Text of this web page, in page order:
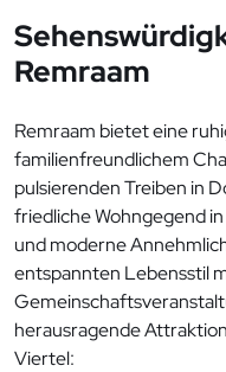
Remraam
Remraam bietet eine
familienfreundlichem
pulsierenden Treiben in
friedliche Wohngegend
und moderne
entspannten Lebensstil
herausragende
Viertel: